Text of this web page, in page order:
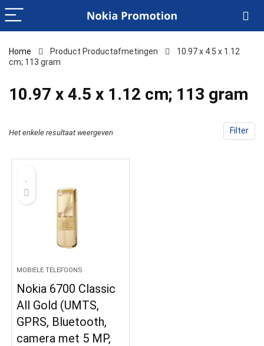
Home Product Productafmetingen
‎10.97 x 4.5 x 1.12
cm; 113 gram
‎10.97 x 4.5 x 1.12 cm; 113 gram
Filter
Het enkele resultaat weergeven
MOBIELE TELEFOONS
Nokia 6700 Classic
All Gold (UMTS,
GPRS, Bluetooth,
camera met 5 MP,